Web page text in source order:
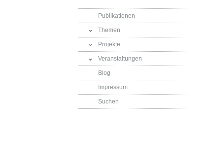
Publikationen
Themen
Projekte
Veranstaltungen
Blog
Impressum
Suchen